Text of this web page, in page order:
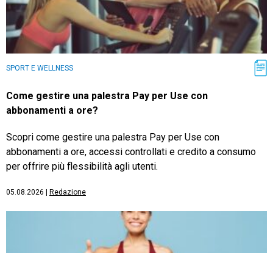
SPORT E WELLNESS
Come gestire una palestra Pay per Use con
abbonamenti a ore?
Scopri come gestire una palestra Pay per Use con
abbonamenti a ore, accessi controllati e credito a consumo
per offrire più flessibilità agli utenti.
05.08.2026 Redazione